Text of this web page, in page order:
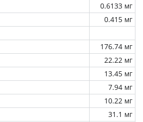
0.6133 мг
0.415 мг
176.74 мг
22.22 мг
13.45 мг
7.94 мг
10.22 мг
31.1 мг